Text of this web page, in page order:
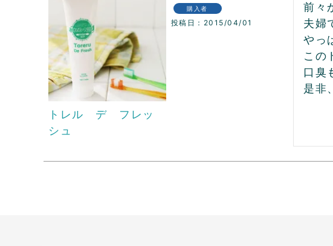
トレル デ フレッ
シュ
購入者
投稿日 2015/04/01
前々
夫婦
やっ
この
口臭
是非